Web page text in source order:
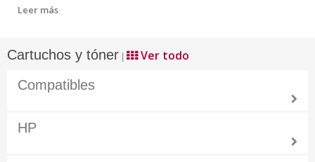
Leer más
Cartuchos y tóner
Ver todo
Compatibles
HP